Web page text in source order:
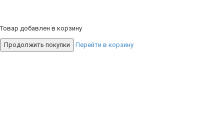
Товар добавлен в корзину
Продолжить покупки Перейти в корзину